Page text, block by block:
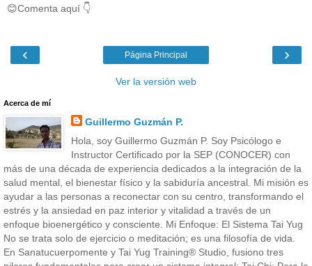
😊Comenta aquí 👇
‹ ›
Página Principal
Ver la versión web
Acerca de mí
Guillermo Guzmán P.
Hola, soy Guillermo Guzmán P. Soy Psicólogo e
Instructor Certificado por la SEP (CONOCER) con
más de una década de experiencia dedicados a la integración de la
salud mental, el bienestar físico y la sabiduría ancestral. Mi misión es
ayudar a las personas a reconectar con su centro, transformando el
estrés y la ansiedad en paz interior y vitalidad a través de un
enfoque bioenergético y consciente. Mi Enfoque: El Sistema Tai Yug
No se trata solo de ejercicio o meditación; es una filosofía de vida.
En Sanatucuerpomente y Tai Yug Training® Studio, fusiono tres